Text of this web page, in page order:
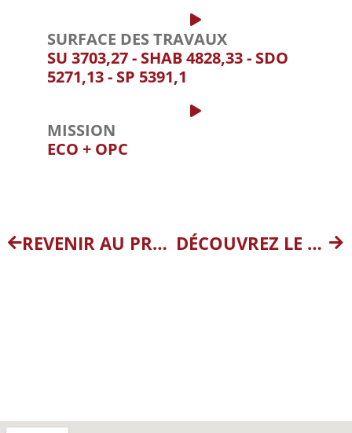
SURFACE DES TRAVAUX
SU 3703,27 - SHAB 4828,33 - SDO
5271,13 - SP 5391,1
MISSION
ECO + OPC
REVENIR AU PROJET PRÉCÉDENT DÉCOUVREZ LE PROJET SUIVANT